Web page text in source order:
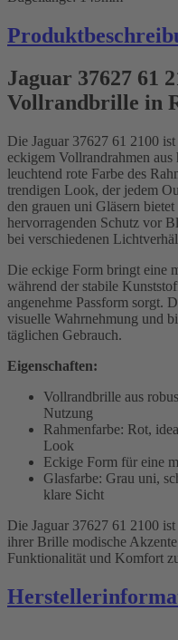
Jaguar 37627 61
Vollrandbrille in
Die Jaguar 37627 61 2100
eckigem Vollrandrahmen
leuchtend rote Farbe des
trendigen Look, der jedem
den grauen uni Gläsern
hervorragenden Schutz vor
bei verschiedenen
Die eckige Form bringt eine
während der stabile
angenehme Passform sorgt.
visuelle Wahrnehmung und
täglichen Gebrauch.
Eigenschaften:
Vollrandbrille aus
Nutzung
Rahmenfarbe: Rot,
Look
Eckige Form für eine
Glasfarbe: Grau uni,
klare Sicht
Die Jaguar 37627 61 2100
ihrer Brille modische
Funktionalität und Komfort